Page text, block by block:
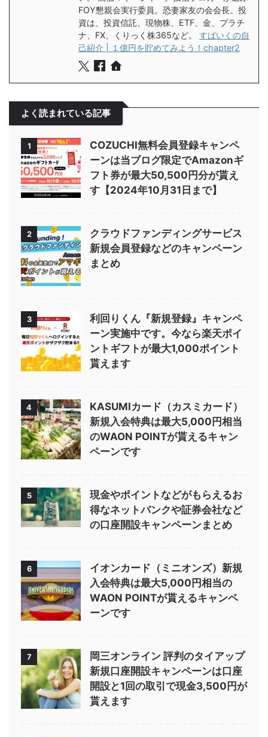
FOY懇親会実行委員。恐妻家友の会会長。投
資は、投資信託、現物株、ETF、金、プラチ
ナ、FX、くりっく株365など。 すぱいくの自
己紹介 | １億円を貯めてみよう！chapter2
よく読まれている記事
1
COZUCHI無料会員登録キャンペ
ーンは当ブログ限定でAmazonギ
フト券が最大50,500円分が貰え
す【2024年10月31日まで】
2
クラウドファンディングサービス
新規会員登録などのキャンペーン
まとめ
3
利回りくん『新規登録』キャンペ
ーン実施中です。今なら楽天ポイ
ントギフトが最大1,000ポイント
貰えます
4
KASUMIカード（カスミカード）
新規入会特典は最大5,000円相当
のWAON POINTが貰えるキャン
ペーンです
5
現金やポイントなどがもらえるお
得なネットバンクや証券会社など
の口座開設キャンペーンまとめ
6
イオンカード（ミニオンズ）新規
入会特典は最大5,000円相当の
WAON POINTが貰えるキャンペ
ーンです
7
岡三オンライン 評判のタイアップ
新規口座開設キャンペーンは口座
開設と1回の取引で現金3,500円が
貰えます